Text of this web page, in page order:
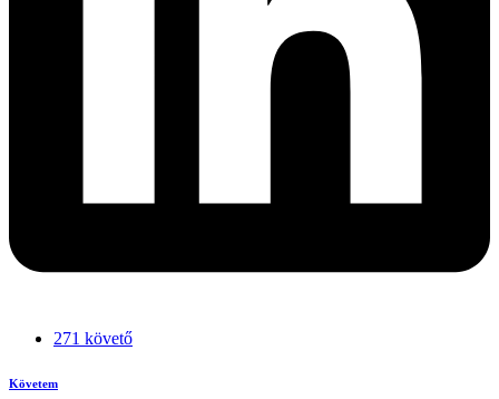
271 követő
Követem